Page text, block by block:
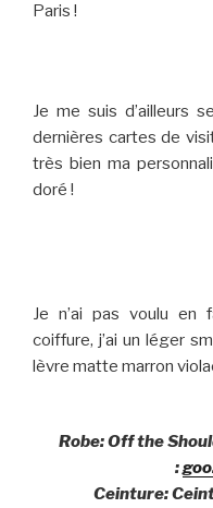
Paris !
Je me suis d’ailleurs
dernières cartes de
très bien ma
doré !
Je n’ai pas voulu en
coiffure, j’ai un léger
lèvre matte marron
Robe: Off the
:
Ceinture: